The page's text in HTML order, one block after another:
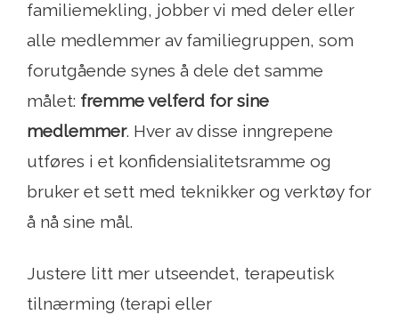
familiemekling, jobber vi med deler eller
alle medlemmer av familiegruppen, som
forutgående synes å dele det samme
målet: fremme velferd for sine
medlemmer. Hver av disse inngrepene
utføres i et konfidensialitetsramme og
bruker et sett med teknikker og verktøy for
å nå sine mål.
Justere litt mer utseendet, terapeutisk
tilnærming (terapi eller